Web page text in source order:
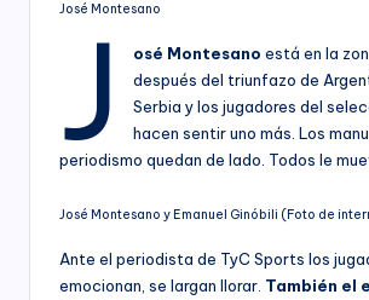
José Montesano
J osé Montesano está en la
después del triunfazo de
Serbia y los jugadores del
hacen sentir uno más. Los
periodismo quedan de lado. Todos le
José Montesano y Emanuel Ginóbili (Foto de
Ante el periodista de TyC Sports los
emocionan, se largan llorar. También el